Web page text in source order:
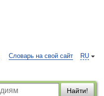
RU
Словарь на свой сайт
Найти!